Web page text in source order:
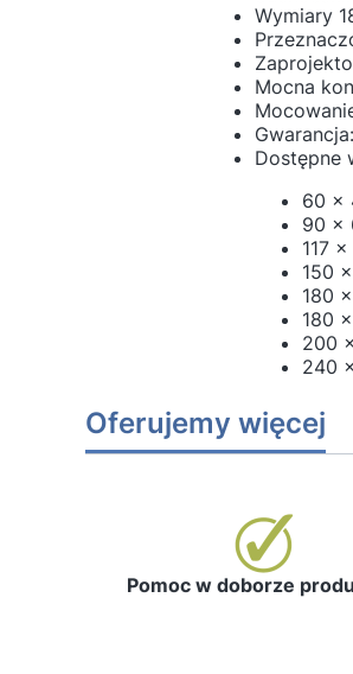
Wymiary
Mocna
Dostępne
60 x
90 x
117
150
180
180
200
240
Oferujemy więcej
Pomoc w doborze